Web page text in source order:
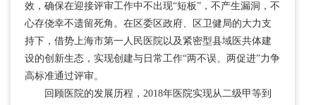
效，确保在迎接评审工作中不出现“短板”，不产生漏洞，不
心存侥幸不遗留死角。在区委区政府、区卫健局的大力支
持下，借势上海市第一人民医院以及紧密型县域医共体建
设的创新生态，实现创建与日常工作“两不误、两促进”力争
高标准通过评审。
回顾医院的发展历程，2018年医院实现从二级甲等到